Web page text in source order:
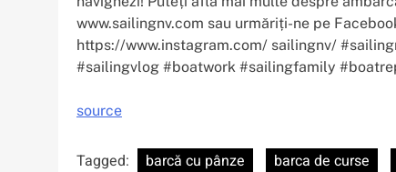
www.sailingnv.com sau urmăriți-ne pe
https://www.instagram.com/ sailingnv/
#sailingvlog #boatwork #sailingfamily
source
Tagged: barcă cu pânze barca de curse